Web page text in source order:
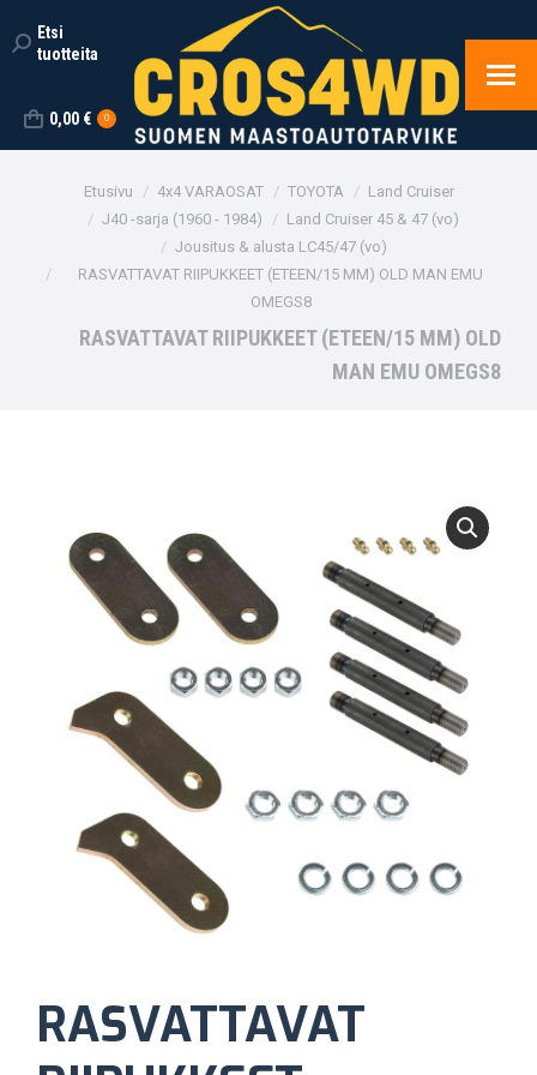
Search:
Etsi
tuotteita
0,00 € 0
You are here:
Etusivu 4x4 VARAOSAT TOYOTA
Land Cruiser
J40 -sarja (1960 - 1984)
Land Cruiser 45 & 47 (vo)
Jousitus & alusta LC45/47 (vo)
RASVATTAVAT RIIPUKKEET (ETEEN/15 MM) OLD MAN EMU
OMEGS8
RASVATTAVAT RIIPUKKEET (ETEEN/15 MM) OLD
MAN EMU OMEGS8
RASVATTAVAT